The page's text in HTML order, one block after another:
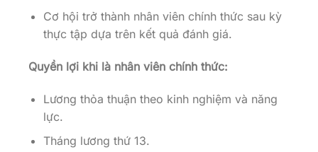
Cơ hội trở thành nhân viên chính thức sau kỳ
thực tập dựa trên kết quả đánh giá.
Quyền lợi khi là nhân viên chính thức:
Lương thỏa thuận theo kinh nghiệm và năng
lực.
Tháng lương thứ 13.